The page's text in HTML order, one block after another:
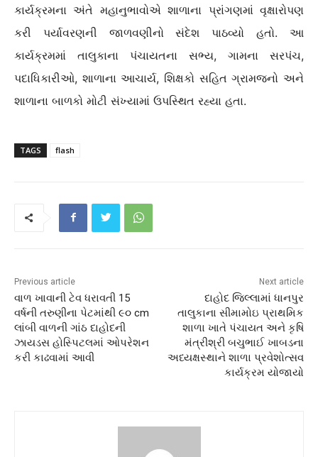
કાર્યક્રમના અંતે મહાનુભાવોએ શાળાના પ્રાંગણમાં વૃક્ષારોપણ
કરી પર્યાવરણની જાળવણીનો સંદેશ પાઠવ્યો હતો. આ
કાર્યક્રમમાં તાલુકાના પંચાયતના સભ્ય, ગામના સરપંચ,
પદાધિકારીઓ, શાળાના આચાર્ય, શિક્ષકો સહિત ગ્રામજનો અને
શાળાના બાળકો મોટી સંખ્યામાં ઉપસ્થિત રહ્યા હતા.
TAGS flash
Previous article
વાળ ખાવાની ટેવ ધરાવતી 15
વર્ષની તરુણીના પેટમાંથી ૯૦ cm
લાંબી વાળની ગાંઠ દાહોદની
ઝાયડસ હોસ્પિટલમાં ઓપરેશન
કરી કાઢવામાં આવી
Next article
દાહોદ જિલ્લામાં ધાનપુર
તાલુકાના સીમામોઇ પ્રાથમિક
શાળા ખાતે પંચાયત અને કૃષિ
મંત્રીશ્રી બચુભાઈ ખાબડના
અધ્યક્ષસ્થાને શાળા પ્રવેશોત્સવ
કાર્યક્રમ યોજાયો